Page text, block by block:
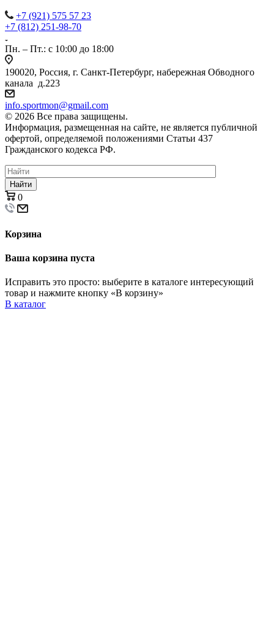
+7 (921) 575 57 23
+7 (812) 251-98-70
Пн. – Пт.: с 10:00 до 18:00
190020, Россия, г. Санкт-Петербург, набережная Обводного
канала д.223
info.sportmon@gmail.com
© 2026 Все права защищены.
Информация, размещенная на сайте, не является публичной
офертой, определяемой положениями Статьи 437
Гражданского кодекса РФ.
Найти
0
Корзина
Ваша корзина пуста
Исправить это просто: выберите в каталоге интересующий
товар и нажмите кнопку «В корзину»
В каталог